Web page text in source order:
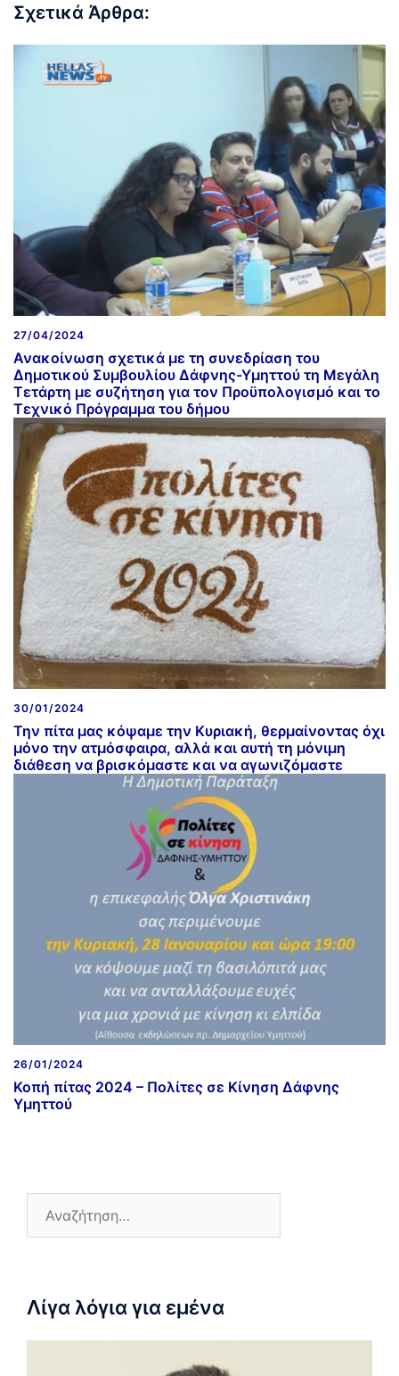
Σχετικά Άρθρα:
27/04/2024
Ανακοίνωση σχετικά με τη συνεδρίαση του
Δημοτικού Συμβουλίου Δάφνης-Υμηττού τη Μεγάλη
Τετάρτη με συζήτηση για τον Προϋπολογισμό και το
Τεχνικό Πρόγραμμα του δήμου
30/01/2024
Την πίτα μας κόψαμε την Κυριακή, θερμαίνοντας όχι
μόνο την ατμόσφαιρα, αλλά και αυτή τη μόνιμη
διάθεση να βρισκόμαστε και να αγωνιζόμαστε
26/01/2024
Κοπή πίτας 2024 – Πολίτες σε Κίνηση Δάφνης
Υμηττού
Λίγα λόγια για εμένα